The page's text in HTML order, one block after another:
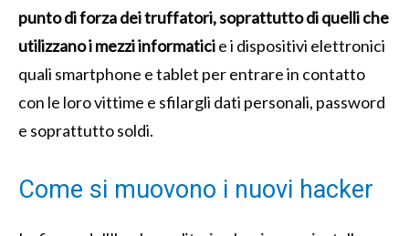
punto di forza dei truffatori, soprattutto di quelli che
utilizzano i mezzi informaticie i dispositivi elettronici
quali smartphone e tablet per entrare in contatto
con le loro vittime e sfilargli dati personali, password
e soprattutto soldi.
Come si muovono i nuovi hacker